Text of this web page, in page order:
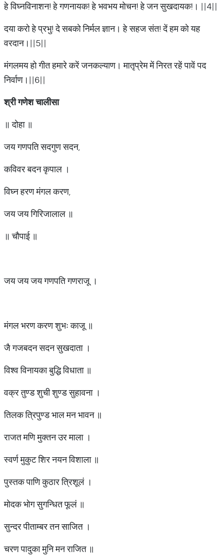
हे विघ्नविनाशन! हे गणनायक! हे भवभय मोचन! हे जन सुखदायक!। ||4||
दया करो हे प्रभु! दे सबको निर्मल ज्ञान। हे सहज संत! दें हम को यह
वरदान।||5||
मंगलमय हो गीत हमारे करें जनकल्याण। मातृप्रेम में निरत रहें पावें पद
निर्वाण।||6||
श्री गणेश चालीसा
॥ दोहा ॥
जय गणपति सदगुण सदन,
कविवर बदन कृपाल ।
विघ्न हरण मंगल करण,
जय जय गिरिजालाल ॥
॥ चौपाई ॥
जय जय जय गणपति गणराजू ।
मंगल भरण करण शुभः काजू ॥
जै गजबदन सदन सुखदाता ।
विश्व विनायका बुद्धि विधाता ॥
वक्र तुण्ड शुची शुण्ड सुहावना ।
तिलक त्रिपुण्ड भाल मन भावन ॥
राजत मणि मुक्तन उर माला ।
स्वर्ण मुकुट शिर नयन विशाला ॥
पुस्तक पाणि कुठार त्रिशूलं ।
मोदक भोग सुगन्धित फूलं ॥
सुन्दर पीताम्बर तन साजित ।
चरण पादुका मुनि मन राजित ॥